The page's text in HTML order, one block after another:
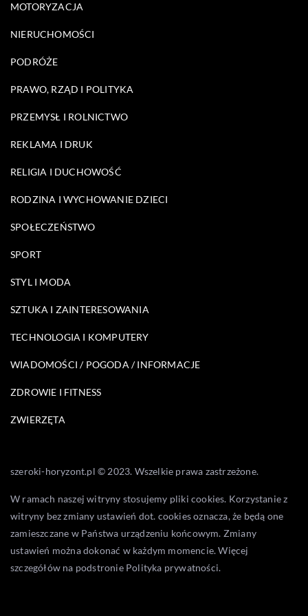
MOTORYZACJA
NIERUCHOMOŚCI
PODRÓŻE
PRAWO, RZĄD I POLITYKA
PRZEMYSŁ I ROLNICTWO
REKLAMA I DRUK
RELIGIA I DUCHOWOŚĆ
RODZINA I WYCHOWANIE DZIECI
SPOŁECZEŃSTWO
SPORT
STYL I MODA
SZTUKA I ZAINTERESOWANIA
TECHNOLOGIA I KOMPUTERY
WIADOMOŚCI / POGODA / INFORMACJE
ZDROWIE I FITNESS
ZWIERZĘTA
szeroki-horyzont.pl © 2023. Wszelkie prawa zastrzeżone.
W ramach naszej witryny stosujemy pliki cookies. Korzystanie z
witryny bez zmiany ustawień dot. cookies oznacza, że będą one
zamieszczane w Państwa urządzeniu końcowym. Zmiany
ustawień można dokonać w każdym momencie. Więcej
szczegółów na podstronie Polityka prywatności.